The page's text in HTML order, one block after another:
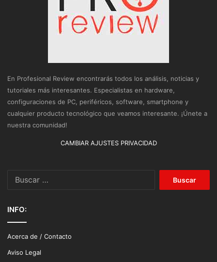
En Profesional Review encontrarás todos los análisis, noticias y
tutoriales más interesantes. Especialistas en hardware,
configuraciones de PC, periféricos, software, smartphone y
cualquier producto tecnológico que veamos interesante. ¡Únete a
nuestra comunidad!
CAMBIAR AJUSTES PRIVACIDAD
INFO:
Acerca de / Contacto
Aviso Legal